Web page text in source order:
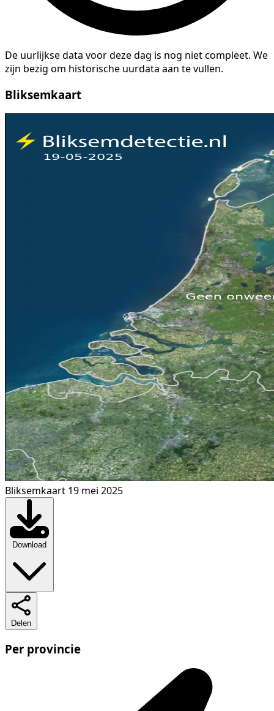
De uurlijkse data voor deze dag is nog niet compleet. We
zijn bezig om historische uurdata aan te vullen.
Bliksemkaart
Bliksemkaart 19 mei 2025
Download
Delen
Per provincie